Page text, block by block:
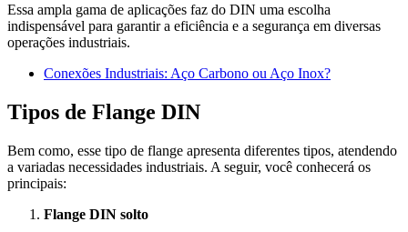
Essa ampla gama de aplicações faz do DIN uma escolha
indispensável para garantir a eficiência e a segurança em diversas
operações industriais.
Conexões Industriais: Aço Carbono ou Aço Inox?
Tipos de Flange DIN
Bem como, esse tipo de flange apresenta diferentes tipos, atendendo
a variadas necessidades industriais. A seguir, você conhecerá os
principais:
Flange DIN solto